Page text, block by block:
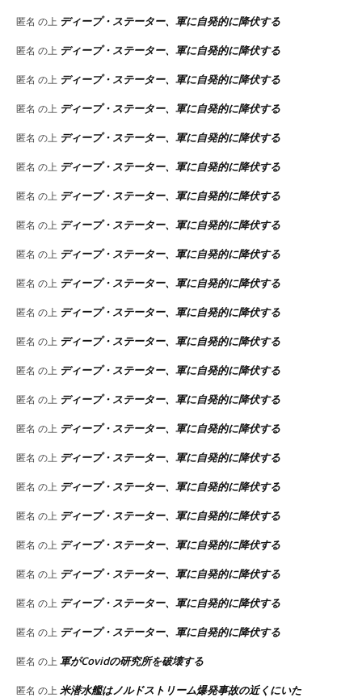
匿名 の上 ディープ・ステーター、軍に自発的に降伏する
匿名 の上 ディープ・ステーター、軍に自発的に降伏する
匿名 の上 ディープ・ステーター、軍に自発的に降伏する
匿名 の上 ディープ・ステーター、軍に自発的に降伏する
匿名 の上 ディープ・ステーター、軍に自発的に降伏する
匿名 の上 ディープ・ステーター、軍に自発的に降伏する
匿名 の上 ディープ・ステーター、軍に自発的に降伏する
匿名 の上 ディープ・ステーター、軍に自発的に降伏する
匿名 の上 ディープ・ステーター、軍に自発的に降伏する
匿名 の上 ディープ・ステーター、軍に自発的に降伏する
匿名 の上 ディープ・ステーター、軍に自発的に降伏する
匿名 の上 ディープ・ステーター、軍に自発的に降伏する
匿名 の上 ディープ・ステーター、軍に自発的に降伏する
匿名 の上 ディープ・ステーター、軍に自発的に降伏する
匿名 の上 ディープ・ステーター、軍に自発的に降伏する
匿名 の上 ディープ・ステーター、軍に自発的に降伏する
匿名 の上 ディープ・ステーター、軍に自発的に降伏する
匿名 の上 ディープ・ステーター、軍に自発的に降伏する
匿名 の上 ディープ・ステーター、軍に自発的に降伏する
匿名 の上 ディープ・ステーター、軍に自発的に降伏する
匿名 の上 ディープ・ステーター、軍に自発的に降伏する
匿名 の上 ディープ・ステーター、軍に自発的に降伏する
匿名 の上 軍がCovidの研究所を破壊する
匿名 の上 米潜水艦はノルドストリーム爆発事故の近くにいた